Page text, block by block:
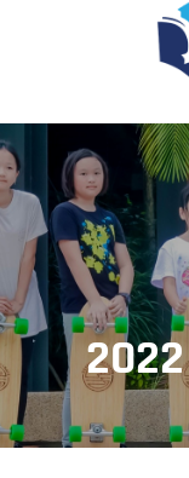
关
招
校
联
中